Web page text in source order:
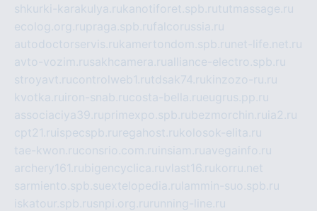
shkurki-karakulya.rukanotiforet.spb.rututmassage.ru
ecolog.org.rupraga.spb.rufalcorussia.ru
autodoctorservis.rukamertondom.spb.ru net-life.net.ru
avto-vozim.rusakhcamera.rualliance-electro.spb.ru
stroyavt.rucontrolweb1.rutdsak74.rukinzozo-ru.ru
kvotka.ru iron-snab.rucosta-bella.rueugrus.pp.ru
associaciya39.ruprimexpo.spb.rubezmorchin.ru ia2.ru
cpt21.ru ispecspb.ru regahost.rukolosok-elita.ru
tae-kwon.ruconsrio.com.ru insiam.ruavegainfo.ru
archery161.rubigencyclica.ruvlast16.rukorru.net
sarmiento.spb.suextelopedia.ru lammin-suo.spb.ru
iskatour.spb.rusnpi.org.ru running-line.ru